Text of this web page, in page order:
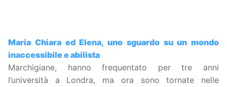
Maria Chiara ed Elena, uno sguardo su un mondo
inaccessibile e abilista
Marchigiane, hanno frequentato per tre anni
l’università a Londra, ma ora sono tornate nelle